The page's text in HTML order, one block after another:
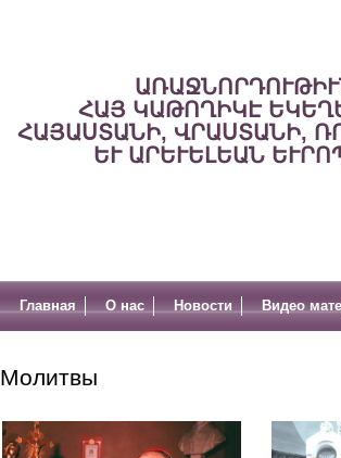
ՀԱՅ ԿԱԹՈՂԻԿԷ
ՀԱՅԱՍՏԱՆԻ, ՎՐԱՍՏԱՆԻ,
ԵՒ ԱՐԵՒԵԼԵԱՆ
Главная О нас Новости Видео
Молитвы